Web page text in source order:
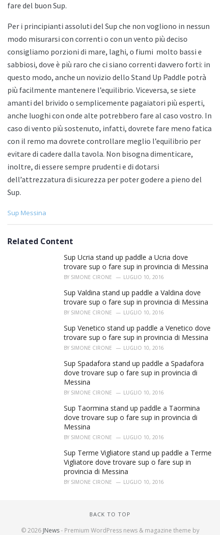
fare del buon Sup.
Per i principianti assoluti del Sup che non vogliono in nessun
modo misurarsi con correnti o con un vento più deciso
consigliamo porzioni di mare, laghi, o fiumi molto bassi e
sabbiosi, dove è più raro che ci siano correnti davvero forti: in
questo modo, anche un novizio dello Stand Up Paddle potrà
più facilmente mantenere l’equilibrio. Viceversa, se siete
amanti del brivido o semplicemente pagaiatori più esperti,
anche luoghi con onde alte potrebbero fare al caso vostro. In
caso di vento più sostenuto, infatti, dovrete fare meno fatica
con il remo ma dovrete controllare meglio l’equilibrio per
evitare di cadere dalla tavola. Non bisogna dimenticare,
inoltre, di essere sempre prudenti e di dotarsi
dell’attrezzatura di sicurezza per poter godere a pieno del
Sup.
C
e
Sup Messina
Related Content
Sup Ucria stand up paddle a Ucria dove
trovare sup o fare sup in provincia di Messina
BY SIMONE CIRONE LUGLIO 10, 2016
Sup Valdina stand up paddle a Valdina dove
trovare sup o fare sup in provincia di Messina
BY SIMONE CIRONE LUGLIO 10, 2016
Sup Venetico stand up paddle a Venetico dove
trovare sup o fare sup in provincia di Messina
BY SIMONE CIRONE LUGLIO 10, 2016
Sup Spadafora stand up paddle a Spadafora
dove trovare sup o fare sup in provincia di
Messina
BY SIMONE CIRONE LUGLIO 10, 2016
Sup Taormina stand up paddle a Taormina
dove trovare sup o fare sup in provincia di
Messina
BY SIMONE CIRONE LUGLIO 10, 2016
Sup Terme Vigliatore stand up paddle a Terme
Vigliatore dove trovare sup o fare sup in
provincia di Messina
BY SIMONE CIRONE LUGLIO 10, 2016
BACK TO TOP
© 2026 JNews- Premium WordPress news & magazine theme by